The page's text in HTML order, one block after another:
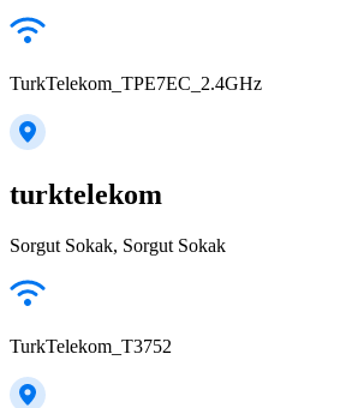
TurkTelekom_TPE7EC_2.4GHz
turktelekom
Sorgut Sokak, Sorgut Sokak
TurkTelekom_T3752